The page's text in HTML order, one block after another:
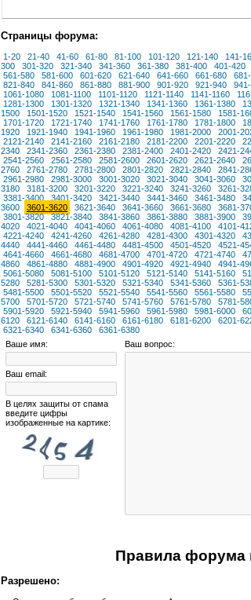
Страницы форума:
1-20 21-40 41-60 61-80 81-100 101-120 121-140 141-
300
301-320 321-340 341-360 361-380 381-400 401-420
561-580
581-600 601-620 621-640 641-660 661-680
821-840
841-860 861-880 881-900 901-920 921-940
1061-1080
1081-1100 1101-1120 1121-1140 1141-1160
1281-1300
1301-1320 1321-1340 1341-1360 1361-1380
1500
1501-1520 1521-1540 1541-1560 1561-1580 1581-
1701-1720
1721-1740 1741-1760 1761-1780 1781-1800
1920
1921-1940 1941-1960 1961-1980 1981-2000 2001-
2121-2140
2141-2160 2161-2180 2181-2200 2201-2220
2340
2341-2360 2361-2380 2381-2400 2401-2420 2421-
2541-2560
2561-2580 2581-2600 2601-2620 2621-2640
2760
2761-2780 2781-2800 2801-2820 2821-2840 2841-
2961-2980
2981-3000 3001-3020 3021-3040 3041-3060
3180
3181-3200 3201-3220 3221-3240 3241-3260 3261-
3381-3400
3401-3420 3421-3440 3441-3460 3461-3480
3600
3601-3620 3621-3640 3641-3660 3661-3680 3681-
3801-3820
3821-3840 3841-3860 3861-3880 3881-3900
4020
4021-4040 4041-4060 4061-4080 4081-4100 4101-
4221-4240
4241-4260 4261-4280 4281-4300 4301-4320
4440
4441-4460 4461-4480 4481-4500 4501-4520 4521-
4641-4660
4661-4680 4681-4700 4701-4720 4721-4740
4860
4861-4880 4881-4900 4901-4920 4921-4940 4941-
5061-5080
5081-5100 5101-5120 5121-5140 5141-5160
5280
5281-5300 5301-5320 5321-5340 5341-5360 5361-
5481-5500
5501-5520 5521-5540 5541-5560 5561-5580
5700
5701-5720 5721-5740 5741-5760 5761-5780 5781-
5901-5920
5921-5940 5941-5960 5961-5980 5981-6000
6120
6121-6140 6141-6160 6161-6180 6181-6200 6201-
6321-6340
6341-6360
6361-6380
Ваше имя:
Ваш email:
В целях защиты от спама
введите цифры
изображенные на картике:
Ваш вопрос:
Правила форума
Разрешено: